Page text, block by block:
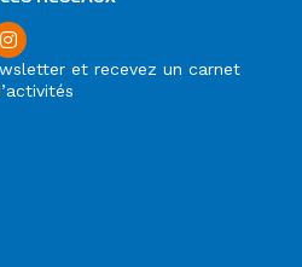
et recevez un carnet